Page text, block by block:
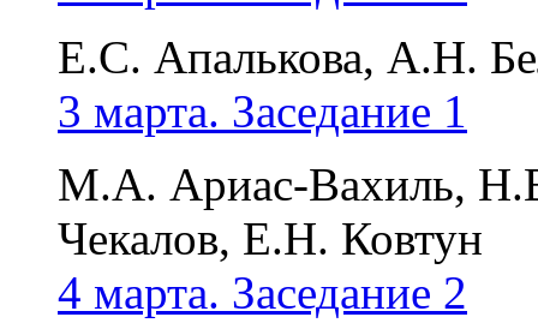
Е.С. Апалькова, А.Н.
3 марта. Заседание 1
М.А. Ариас-Вахиль,
Чекалов, Е.Н. Ковтун
4 марта. Заседание 2